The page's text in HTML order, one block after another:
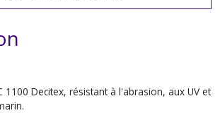
1100 Decitex, résistant à l'abrasion, aux UV et